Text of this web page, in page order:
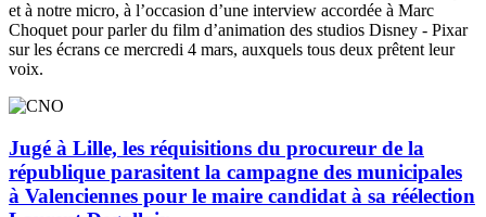
et à notre micro, à l’occasion d’une interview accordée à Marc
Choquet pour parler du film d’animation des studios Disney - Pixar
sur les écrans ce mercredi 4 mars, auxquels tous deux prêtent leur
voix.
Jugé à Lille, les réquisitions du procureur de la
république parasitent la campagne des municipales
à Valenciennes pour le maire candidat à sa réélection